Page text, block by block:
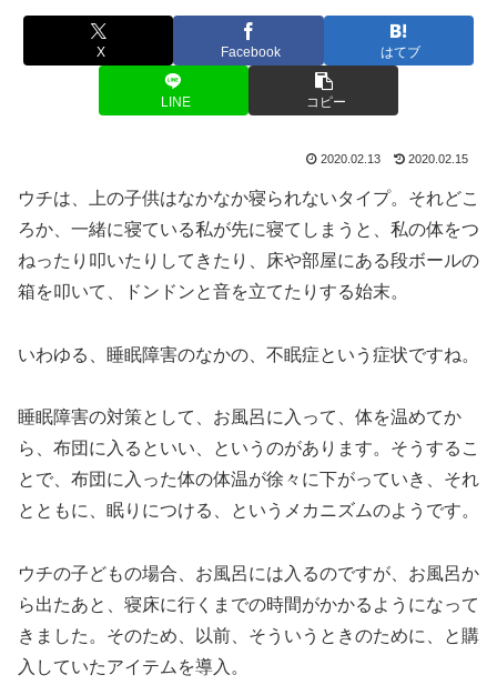
X Facebook はてブ
LINE コピー
2020.02.13 2020.02.15
ウチは、上の子供はなかなか寝られないタイプ。それどこ
ろか、一緒に寝ている私が先に寝てしまうと、私の体をつ
ねったり叩いたりしてきたり、床や部屋にある段ボールの
箱を叩いて、ドンドンと音を立てたりする始末。
いわゆる、睡眠障害のなかの、不眠症という症状ですね。
睡眠障害の対策として、お風呂に入って、体を温めてか
ら、布団に入るといい、というのがあります。そうするこ
とで、布団に入った体の体温が徐々に下がっていき、それ
とともに、眠りにつける、というメカニズムのようです。
ウチの子どもの場合、お風呂には入るのですが、お風呂か
ら出たあと、寝床に行くまでの時間がかかるようになって
きました。そのため、以前、そういうときのために、と購
入していたアイテムを導入。